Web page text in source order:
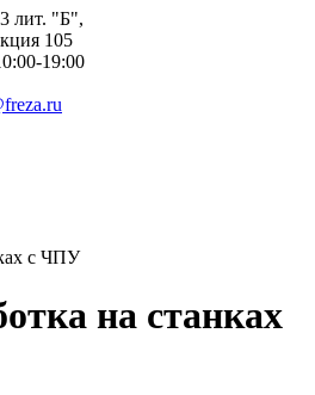
лит. "Б",
105
19:00
с ЧПУ
на станках